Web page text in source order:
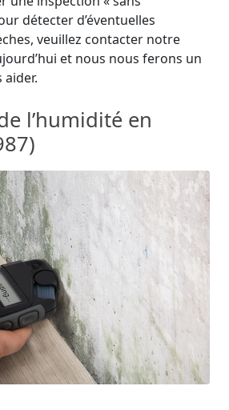
détecter d’éventuelles
veuillez contacter notre
et nous nous ferons un
aider.
l’humidité en